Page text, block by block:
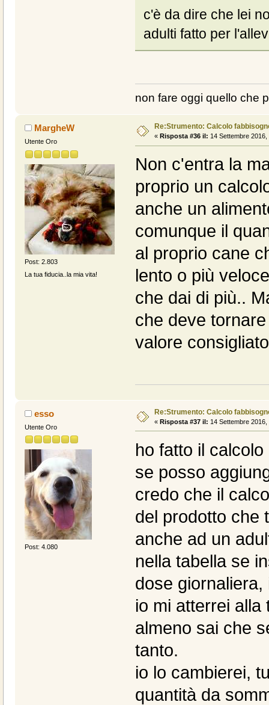
c'è da dire che lei
adulti fatto per
non fare oggi quello che
MargheW
Utente Oro
Post: 2.803
La tua fiducia..la mia vita!
Re:Strumento: Calcolo
« Risposta #36 il: 14 Settembre 2016,
Non c'entra la
proprio un
anche un
comunque il
al proprio cane
lento o più
che dai di più..
che deve
valore
esso
Utente Oro
Post: 4.080
Re:Strumento: Calcolo
« Risposta #37 il: 14 Settembre 2016,
ho fatto il calcolo
se posso
credo che il
del prodotto che
anche ad un
nella tabella se
dose
io mi atterrei alla
almeno sai che
tanto.
io lo cambierei,
quantità da